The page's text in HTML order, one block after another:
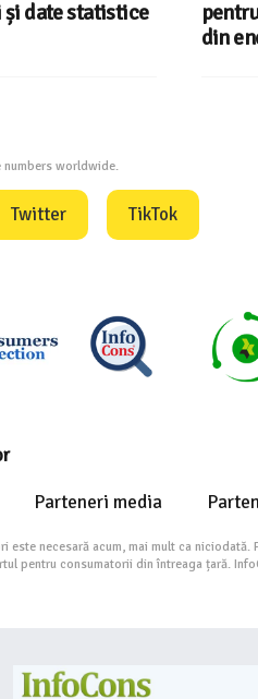
date statistice
din
numbers worldwide.
Twitter TikTok
Parteneri media
necesară acum, mai mult ca
pentru consumatorii din întreaga țară.